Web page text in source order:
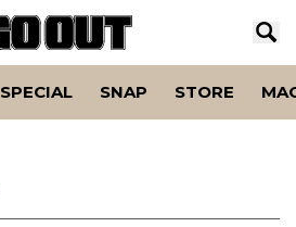
SPECIAL SNAP STORE